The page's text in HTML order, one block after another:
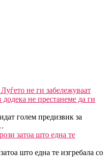
не ги забележуваат
не престанеме да ги
голем предизвик за
затоа што една те
што една те изгребала со